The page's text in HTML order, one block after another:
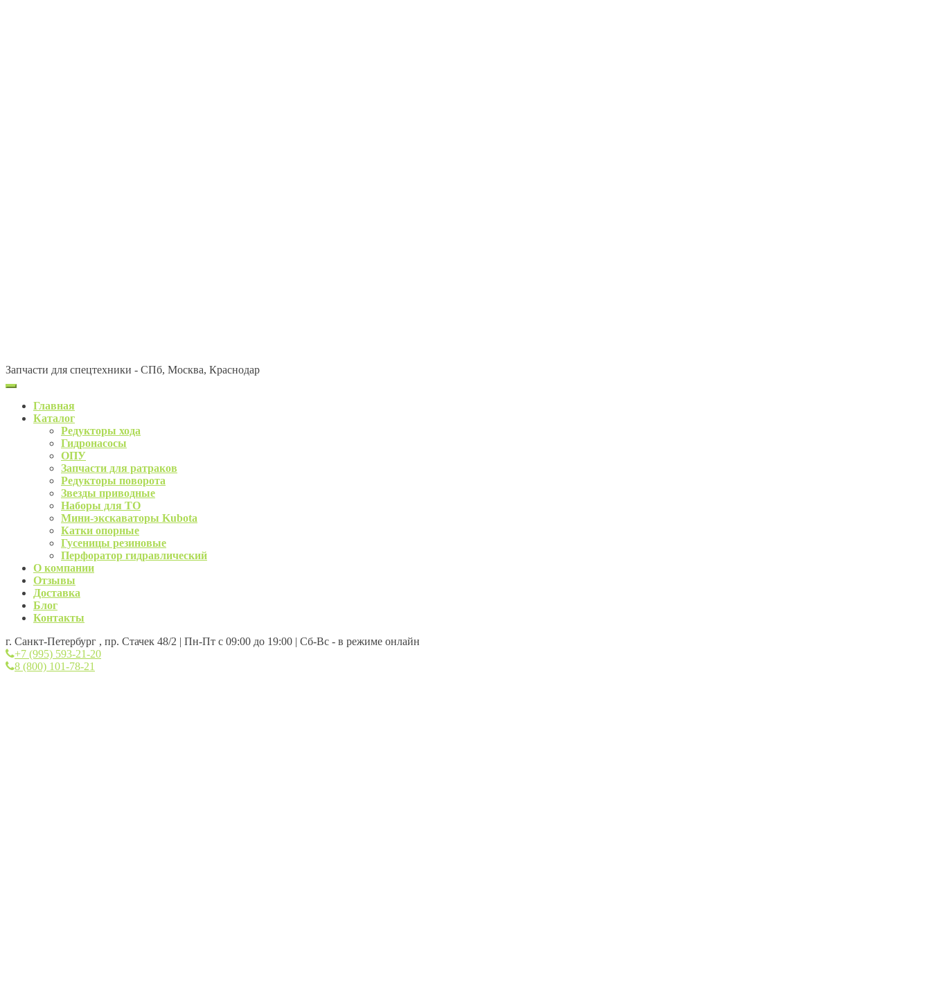
Запчасти для спецтехники - СПб, Москва, Краснодар
Главная
Каталог
Редукторы хода
Гидронасосы
ОПУ
Запчасти для ратраков
Редукторы поворота
Звезды приводные
Наборы для ТО
Мини-экскаваторы Kubota
Катки опорные
Гусеницы резиновые
Перфоратор гидравлический
О компании
Отзывы
Доставка
Блог
Контакты
г. Санкт-Петербург , пр. Стачек 48/2 | Пн-Пт с 09:00 до 19:00 | Сб-Вс - в режиме онлайн
+7 (995) 593-21-20
8 (800) 101-78-21